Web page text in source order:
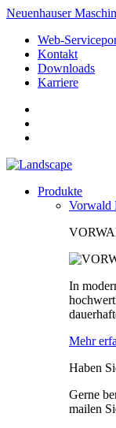
Neuenhauser
Web-
Kontakt
Downloads
Karriere
Produkte
Vorwald
In
Mehr
Haben
Gerne
mailen